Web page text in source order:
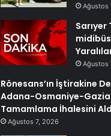
Ağustos
Sarıyer
Ağustos
Rönesans’ın İştirakine
Adana-Osmaniye-
Tamamlama İhalesini
Ağustos 7, 2026